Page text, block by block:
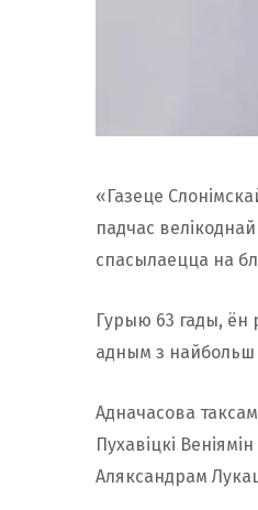
«Газеце
падчас
спасылаецца на
Гурыю 63 гады, ён
адным з найбольш
Адначасова
Пухавіцкі
Аляксандрам